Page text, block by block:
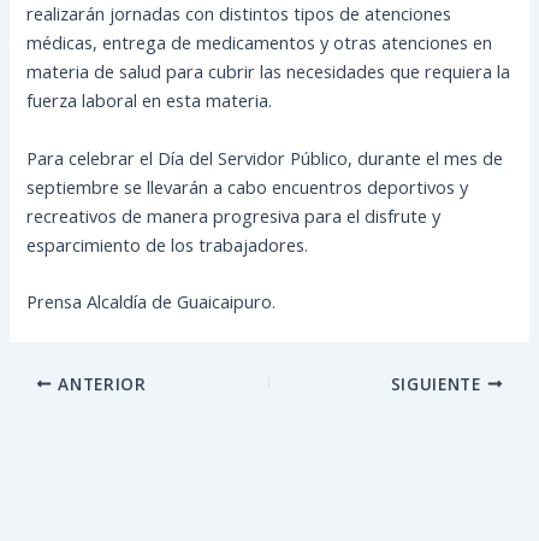
realizarán jornadas con distintos tipos de atenciones
médicas, entrega de medicamentos y otras atenciones en
materia de salud para cubrir las necesidades que requiera la
fuerza laboral en esta materia.
Para celebrar el Día del Servidor Público, durante el mes de
septiembre se llevarán a cabo encuentros deportivos y
recreativos de manera progresiva para el disfrute y
esparcimiento de los trabajadores.
Prensa Alcaldía de Guaicaipuro.
ANTERIOR SIGUIENTE